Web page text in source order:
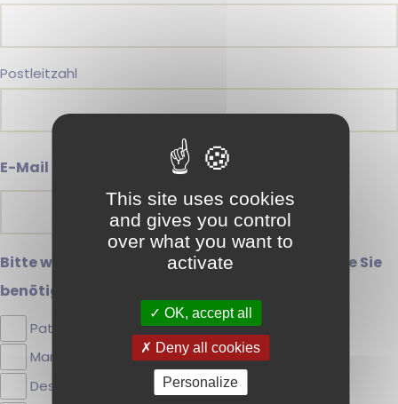
Postleitzahl
E-Mail
Bitte wählen Sie die Dienstleistung(en) aus, die Sie
benötigen…
Patente
Marken
Designs
This site uses cookies
and gives you control
over what you want to
activate
OK, accept all
Deny all cookies
Personalize